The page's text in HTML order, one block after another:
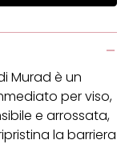
Murad è un
per viso,
e arrossata,
la barriera